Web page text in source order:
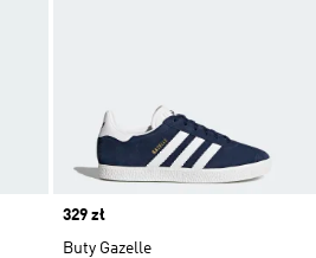
Price
329 zł
Buty Gazelle